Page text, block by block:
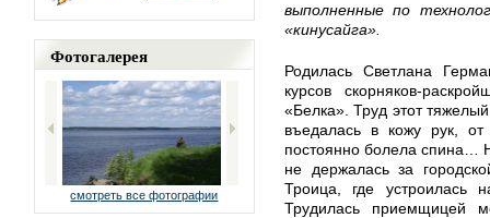
Фотогалерея
смотреть все фотографии
выполненные по
«кинусайга».
Родилась Светлана
курсов скорняков-
«Белка». Труд этот
въедалась в кожу рук,
постоянно болела спина…
не держалась за
Троица, где устроилась
Трудилась приемщицей